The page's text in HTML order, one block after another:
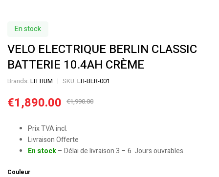
En stock
VELO ELECTRIQUE BERLIN CLASSIC
BATTERIE 10.4AH CRÈME
Brands: LITTIUM SKU: LIT-BER-001
€1,990.00
€1,890.00
Prix TVA incl.
Livraison Offerte
En stock– Délai de livraison 3 – 6 Jours ouvrables.
Couleur